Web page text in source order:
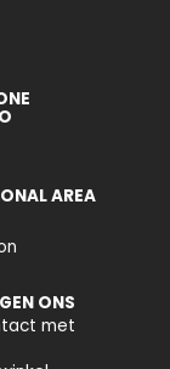
AREA
ONS
met